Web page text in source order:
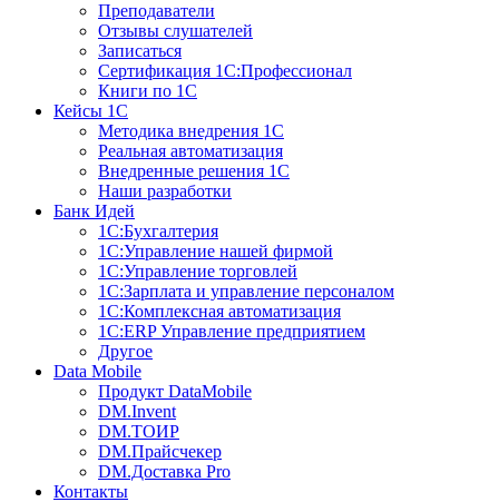
Преподаватели
Отзывы слушателей
Записаться
Сертификация 1С:Профессионал
Книги по 1С
Кейсы 1С
Методика внедрения 1С
Реальная автоматизация
Внедренные решения 1С
Наши разработки
Банк Идей
1С:Бухгалтерия
1С:Управление нашей фирмой
1С:Управление торговлей
1С:Зарплата и управление персоналом
1С:Комплексная автоматизация
1С:ERP Управление предприятием
Другое
Data Mobile
Продукт DataMobile
DM.Invent
DM.ТОИР
DM.Прайсчекер
DM.Доставка Pro
Контакты